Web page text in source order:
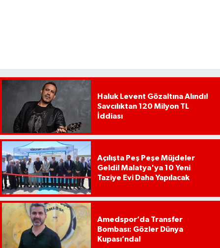
Haluk Levent Gözaltına Alındı!
Savcılıktan 120 Milyon TL
İddiası
Açılışta Peş Peşe Müjdeler
Geldi! Malatya'ya 10 Yeni
Taziye Evi Daha Yapılacak
Amedspor’da Transfer
Bombası: Gözler Dünya
Kupası’nda!